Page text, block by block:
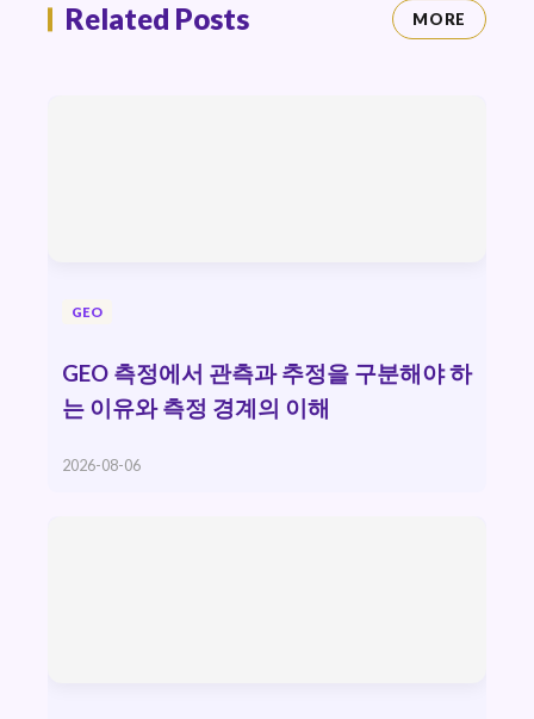
Related Posts MORE
GEO
GEO 측정에서 관측과 추정을 구분해야 하
는 이유와 측정 경계의 이해
2026-08-06